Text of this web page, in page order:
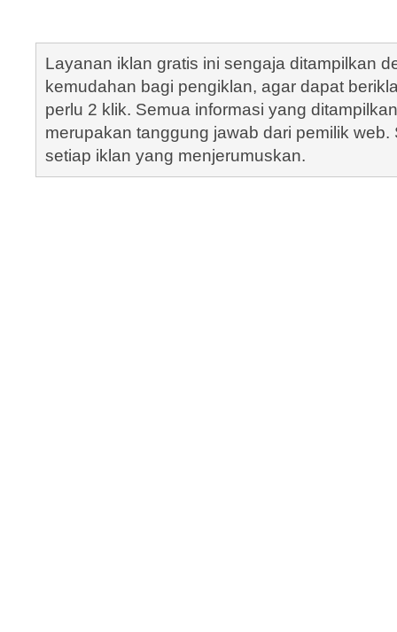
Layanan iklan gratis ini sengaja ditampilkan
kemudahan bagi pengiklan, agar dapat
perlu 2 klik. Semua informasi yang
merupakan tanggung jawab dari pemilik
setiap iklan yang menjerumuskan.